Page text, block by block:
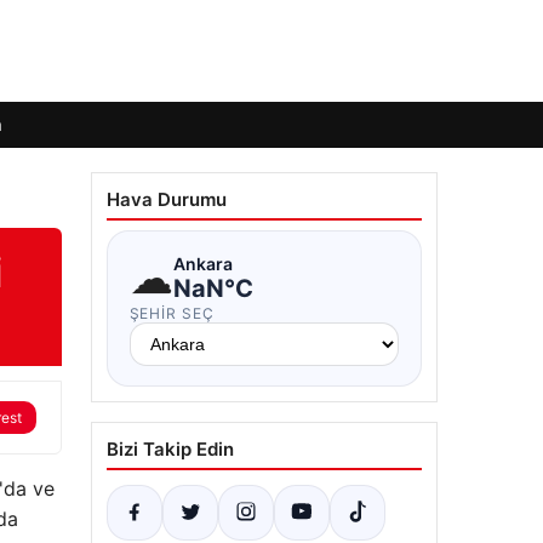
ve
Hava Durumu
☁Ankara
NaN°C
ŞEHIR SEÇ
Bizi Takip Edin